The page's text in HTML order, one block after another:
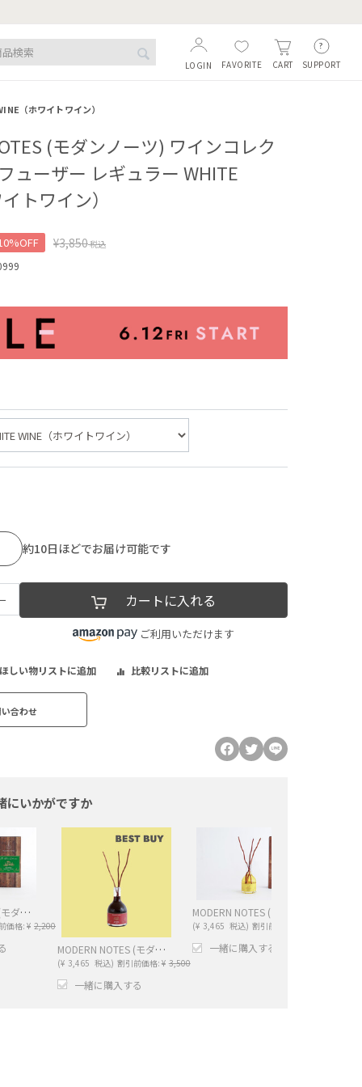
SUPPORT
CART
FAVORITE
LOGIN
（ホワイトワイン）
(モダンノーツ) ワインコレク
ューザー レギュラー WHITE
トワイン）
¥3,850税込
約10日ほどでお届け可能です
− カートに入れる
ご利用いただけます
ほしい物リストに追加 比較リストに追加
合わせ
にいかがですか
MODERN NOTES (モダンノーツ) ワインコレクション ディフューザー ミニ WHITE WINE（ホワイトワイン）
価格: ¥ 2,200
MODERN NOTES (モダンノーツ) ワインコレクション ディフューザー レギュラー RED WINE（レッドワイン）
(¥ 3,465 税込) 割引前価格: ¥ 3,500
一緒に購入する
(¥ 3,465 税込) 割引前価格:
一緒に購入する